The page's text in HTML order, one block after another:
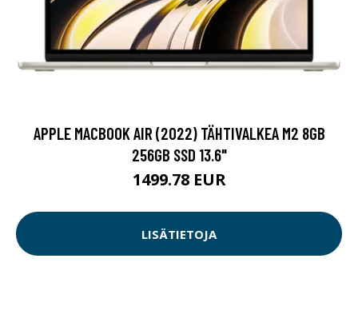
APPLE MACBOOK AIR (2022) TÄHTIVALKEA M2 8GB
256GB SSD 13.6"
1499.78 EUR
LISÄTIETOJA